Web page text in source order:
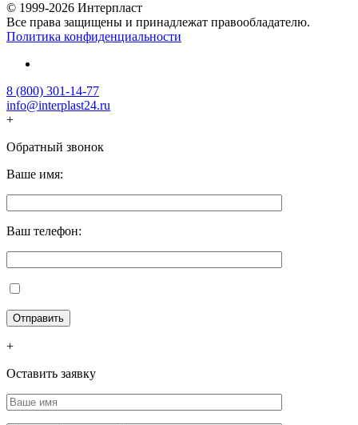
© 1999-2026 Интерпласт
Все права защищены и принадлежат правообладателю.
Политика конфиденциальности
8 (800) 301-14-77
info@interplast24.ru
+
Обратный звонок
Ваше имя:
Ваш телефон:
+
Оставить заявку